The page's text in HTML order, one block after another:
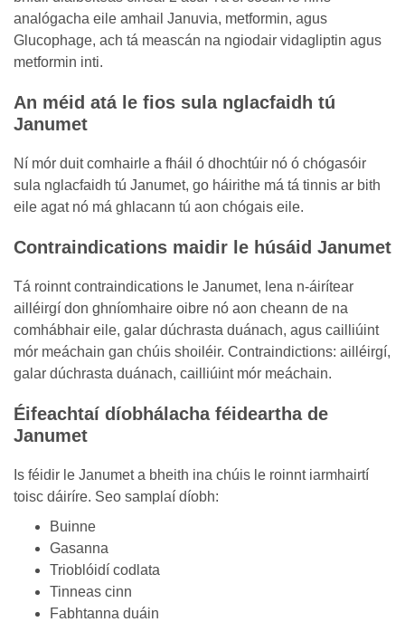
analógacha eile amhail Januvia, metformin, agus
Glucophage, ach tá meascán na ngiodair vidagliptin agus
metformin inti.
An méid atá le fios sula nglacfaidh tú
Janumet
Ní mór duit comhairle a fháil ó dhochtúir nó ó chógasóir
sula nglacfaidh tú Janumet, go háirithe má tá tinnis ar bith
eile agat nó má ghlacann tú aon chógais eile.
Contraindications maidir le húsáid Janumet
Tá roinnt contraindications le Janumet, lena n-áirítear
ailléirgí don ghníomhaire oibre nó aon cheann de na
comhábhair eile, galar dúchrasta duánach, agus cailliúint
mór meáchain gan chúis shoiléir. Contraindictions: ailléirgí,
galar dúchrasta duánach, cailliúint mór meáchain.
Éifeachtaí díobhálacha féideartha de
Janumet
Is féidir le Janumet a bheith ina chúis le roinnt iarmhairtí
toisc dáiríre. Seo samplaí díobh:
Buinne
Gasanna
Trioblóidí codlata
Tinneas cinn
Fabhtanna duáin